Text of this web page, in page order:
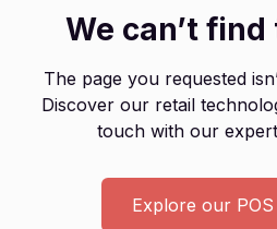
We can’t
The page you requested
Discover our retail
touch with our
Explore our